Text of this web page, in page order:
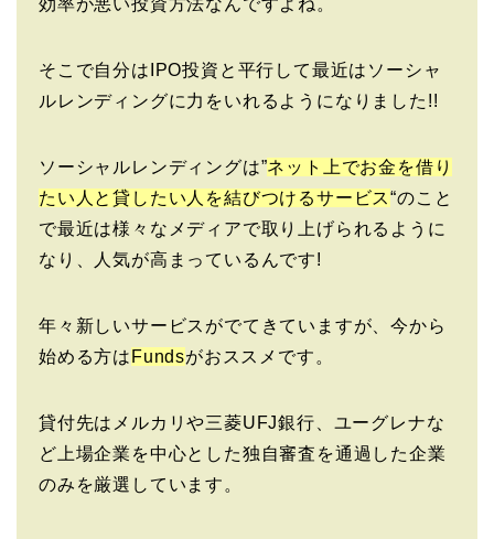
そこで自分はIPO投資と平行して最近はソーシャ
ルレンディングに力をいれるようになりました!!
ソーシャルレンディングは”ネット上でお金を借り
たい人と貸したい人を結びつけるサービス“のこと
で最近は様々なメディアで取り上げられるように
なり、人気が高まっているんです!
年々新しいサービスがでてきていますが、今から
始める方は Fundsがおススメです。
貸付先はメルカリや三菱UFJ銀行、ユーグレナな
ど上場企業を中心とした独自審査を通過した企業
のみを厳選しています。